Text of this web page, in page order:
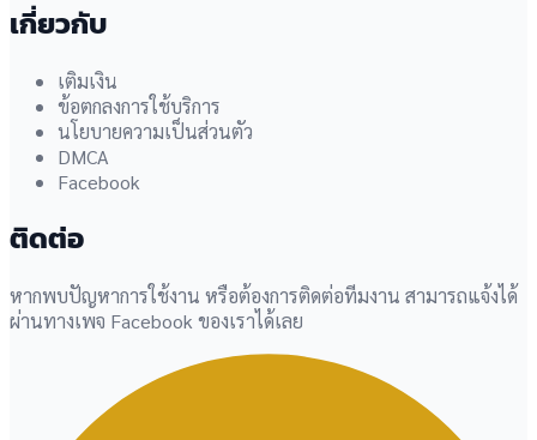
เกี่ยวกับ
เติมเงิน
ข้อตกลงการใช้บริการ
นโยบายความเป็นส่วนตัว
DMCA
Facebook
ติดต่อ
หากพบปัญหาการใช้งาน หรือต้องการติดต่อทีมงาน สามารถแจ้งได้
ผ่านทางเพจ Facebook ของเราได้เลย